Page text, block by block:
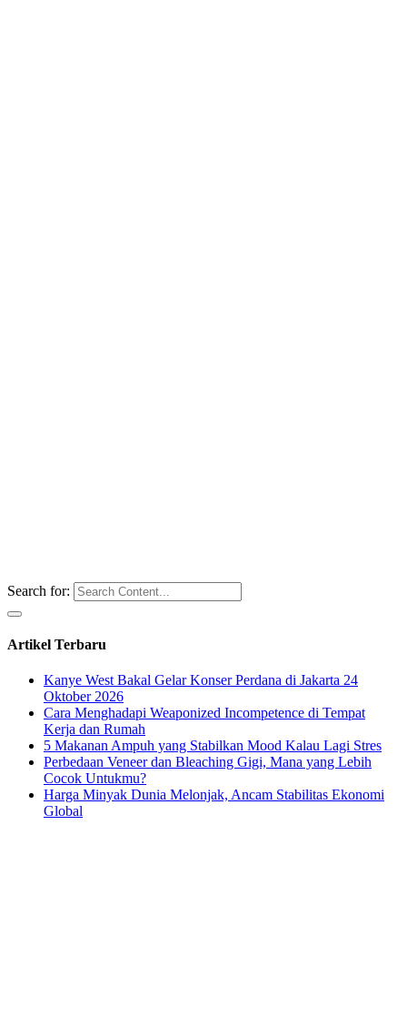
Search for:
Artikel Terbaru
Kanye West Bakal Gelar Konser Perdana di Jakarta 24
Oktober 2026
Cara Menghadapi Weaponized Incompetence di Tempat
Kerja dan Rumah
5 Makanan Ampuh yang Stabilkan Mood Kalau Lagi Stres
Perbedaan Veneer dan Bleaching Gigi, Mana yang Lebih
Cocok Untukmu?
Harga Minyak Dunia Melonjak, Ancam Stabilitas Ekonomi
Global